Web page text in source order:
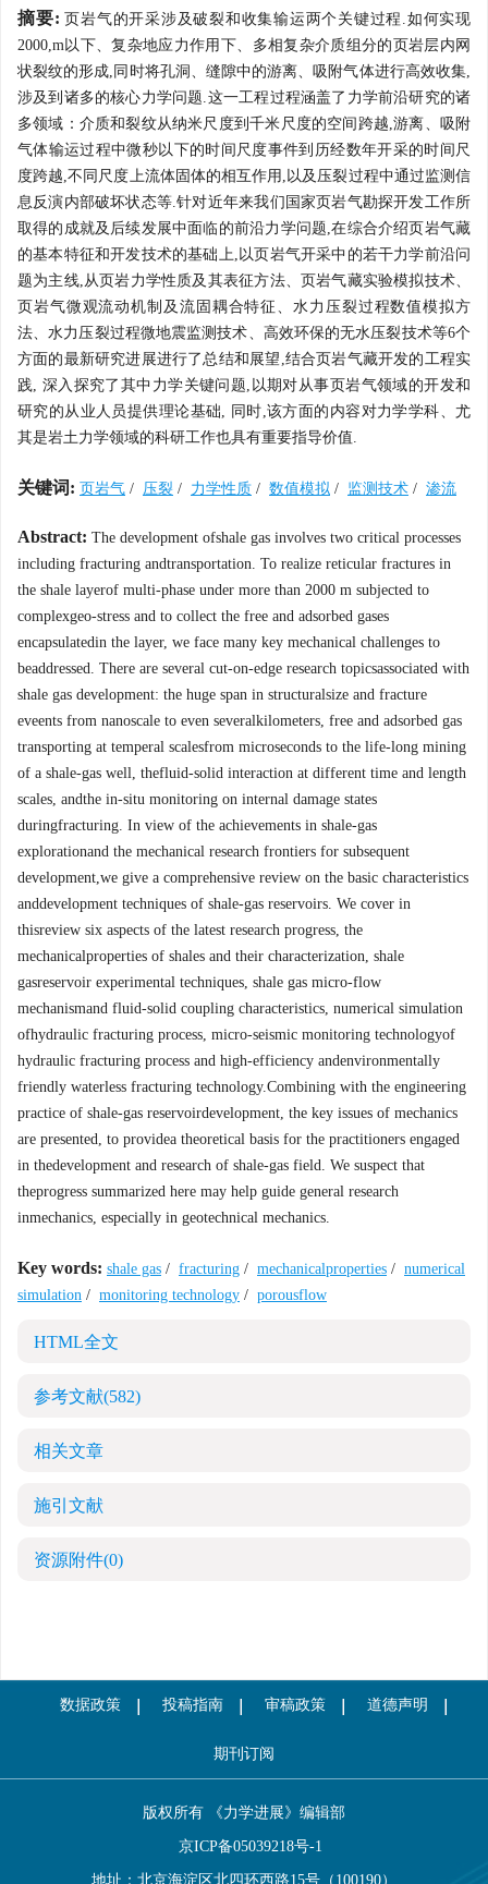
摘要: 页岩气的开采涉及破裂和收集输运两个关键过程.如何实现
2000,m以下、复杂地应力作用下、多相复杂介质组分的页岩层内网
状裂纹的形成,同时将孔洞、缝隙中的游离、吸附气体进行高效收集,
涉及到诸多的核心力学问题.这一工程过程涵盖了力学前沿研究的诸
多领域：介质和裂纹从纳米尺度到千米尺度的空间跨越,游离、吸附
气体输运过程中微秒以下的时间尺度事件到历经数年开采的时间尺
度跨越,不同尺度上流体固体的相互作用,以及压裂过程中通过监测信
息反演内部破坏状态等.针对近年来我们国家页岩气勘探开发工作所
取得的成就及后续发展中面临的前沿力学问题,在综合介绍页岩气藏
的基本特征和开发技术的基础上,以页岩气开采中的若干力学前沿问
题为主线,从页岩力学性质及其表征方法、页岩气藏实验模拟技术、
页岩气微观流动机制及流固耦合特征、水力压裂过程数值模拟方
法、水力压裂过程微地震监测技术、高效环保的无水压裂技术等6个
方面的最新研究进展进行了总结和展望,结合页岩气藏开发的工程实
践, 深入探究了其中力学关键问题,以期对从事页岩气领域的开发和
研究的从业人员提供理论基础, 同时,该方面的内容对力学学科、尤
其是岩土力学领域的科研工作也具有重要指导价值.
关键词: 页岩气 / 压裂 / 力学性质 / 数值模拟 / 监测技术 / 渗流
Abstract: The development ofshale gas involves two critical processes
including fracturing andtransportation. To realize reticular fractures in
the shale layerof multi-phase under more than 2000 m subjected to
complexgeo-stress and to collect the free and adsorbed gases
encapsulatedin the layer, we face many key mechanical challenges to
beaddressed. There are several cut-on-edge research topicsassociated with
shale gas development: the huge span in structuralsize and fracture
eveents from nanoscale to even severalkilometers, free and adsorbed gas
transporting at temperal scalesfrom microseconds to the life-long mining
of a shale-gas well, thefluid-solid interaction at different time and length
scales, andthe in-situ monitoring on internal damage states
duringfracturing. In view of the achievements in shale-gas
explorationand the mechanical research frontiers for subsequent
development,we give a comprehensive review on the basic characteristics
anddevelopment techniques of shale-gas reservoirs. We cover in
thisreview six aspects of the latest research progress, the
mechanicalproperties of shales and their characterization, shale
gasreservoir experimental techniques, shale gas micro-flow
mechanismand fluid-solid coupling characteristics, numerical simulation
ofhydraulic fracturing process, micro-seismic monitoring technologyof
hydraulic fracturing process and high-efficiency andenvironmentally
friendly waterless fracturing technology.Combining with the engineering
practice of shale-gas reservoirdevelopment, the key issues of mechanics
are presented, to providea theoretical basis for the practitioners engaged
in thedevelopment and research of shale-gas field. We suspect that
theprogress summarized here may help guide general research
inmechanics, especially in geotechnical mechanics.
Key words: shale gas / fracturing / mechanicalproperties / numerical
simulation / monitoring technology / porousflow
HTML全文
参考文献(582)
相关文章
施引文献
资源附件(0)
数据政策 投稿指南 审稿政策 道德声明
期刊订阅
版权所有 《力学进展》编辑部
京ICP备05039218号-1
地址：北京海淀区北四环西路15号（100190）